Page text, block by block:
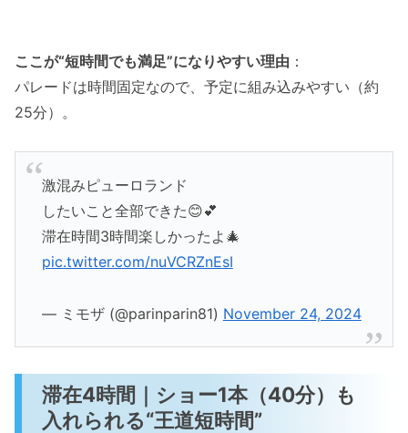
ここが“短時間でも満足”になりやすい理由 ：
パレードは時間固定なので、予定に組み込みやすい（約
25分）。
激混みピューロランド
したいこと全部できた😊💕
滞在時間3時間楽しかったよ🎄
pic.twitter.com/nuVCRZnEsI
— ミモザ (@parinparin81) November 24, 2024
滞在4時間｜ショー1本（40分）も
入れられる“王道短時間”